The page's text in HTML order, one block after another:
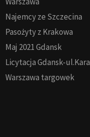
Najemcy ze Szczecina
Pasożyty z Krakowa
Maj 2021 Gdansk
Licytacja Gdansk-ul.Kara
Warszawa targowek